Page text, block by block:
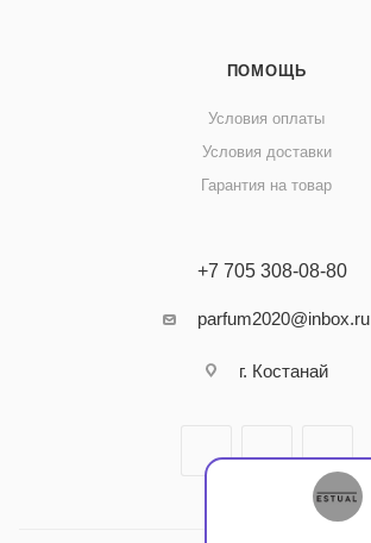
ПОМОЩЬ
Условия оплаты
Условия доставки
Гарантия на товар
+7 705 308-08-80
parfum2020@inbox.ru
г. Костанай